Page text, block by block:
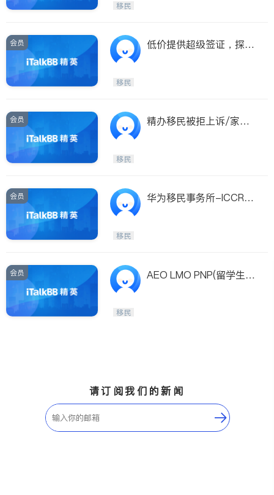
移民
会员
低价提供超级签证，探亲
移民
会员
精办移民被拒上诉/家庭
移民
会员
华为移民事务所-ICCRC
移民
会员
AEO LMO PNP(留学生快
移民
请订阅我们的新闻